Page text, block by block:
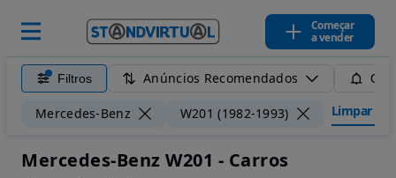
Começar
a vender
Filtros Anúncios Recomendados
Mercedes-Benz W201 (1982-1993) Limpar
Mercedes-Benz W201 - Carros